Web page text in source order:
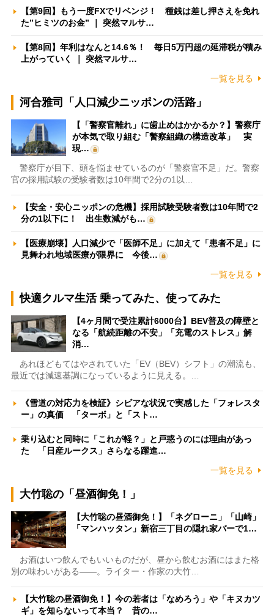
【第9回】もう一度FXでリベンジ！ 種銭は差し押さえを免れ
た”ヒミツのお金” ｜ 突然マルサ…
【第8回】年利はなんと14.6％！ 毎日5万円超の延滞税が積み
上がっていく ｜ 突然マルサ…
一覧を見る
河合雅司「人口減少ニッポンの活路」
【「警察官離れ」に歯止めはかかるか？】警察庁
が本気で取り組む「警察組織の構造改革」 実
現…
警察庁が目下、頭を悩ませているのが「警察官不足」だ。警察
官の採用試験の受験者数は10年間で2分の1以…
【安全・安心ニッポンの危機】採用試験受験者数は10年間で2
分の1以下に！ 出生数減がも…
【医療崩壊】人口減少で「医師不足」に加えて「患者不足」に
見舞われ地域医療が限界に 今後…
一覧を見る
快適クルマ生活 乗ってみた、使ってみた
【4ヶ月間で受注累計6000台】BEV普及の障壁と
なる「航続距離の不安」「充電のストレス」解
消…
あれほどもてはやされていた「EV（BEV）シフト」の潮流も、
最近では減速基調になっているように見える。…
《雪道の対応力を検証》シビアな状況で実感した「フォレスタ
ー」の真価 「ターボ」と「スト…
乗り込むと同時に「これが軽？」と戸惑うのには理由があっ
た 「日産ルークス」さらなる躍進…
一覧を見る
大竹聡の「昼酒御免！」
【大竹聡の昼酒御免！】「ネグローニ」「山崎」
「マンハッタン」新宿三丁目の隠れ家バーで1…
お酒はいつ飲んでもいいものだが、昼から飲むお酒にはまた格
別の味わいがある――。ライター・作家の大竹…
【大竹聡の昼酒御免！】今の若者は「なめろう」や「キヌカツ
ギ」を知らないって本当？ 昔の…